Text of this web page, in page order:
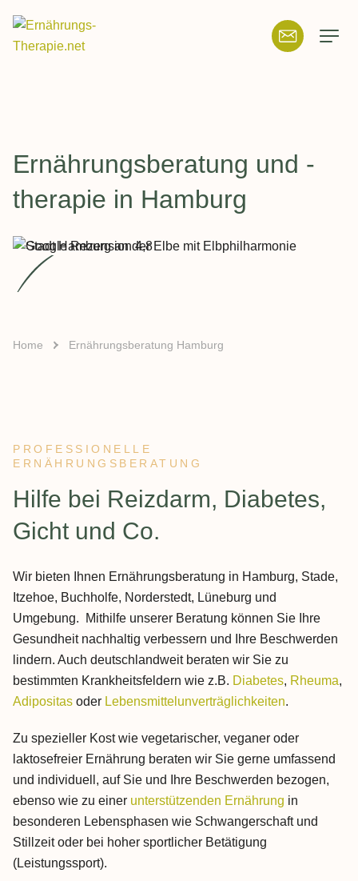
:
Ernährungsberatung und -
therapie in Hamburg
Breadcrumb-Navigation
Home Ernährungsberatung Hamburg
PROFESSIONELLE
ERNÄHRUNGSBERATUNG
:
Hilfe bei Reizdarm, Diabetes,
Gicht und Co.
Wir bieten Ihnen Ernährungsberatung in Hamburg, Stade,
Itzehoe, Buchholfe, Norderstedt, Lüneburg und
Umgebung. Mithilfe unserer Beratung können Sie Ihre
Gesundheit nachhaltig verbessern und Ihre Beschwerden
lindern. Auch deutschlandweit beraten wir Sie zu
bestimmten Krankheitsfeldern wie z.B. Diabetes, Rheuma,
Adipositas oder Lebensmittelunverträglichkeiten.
Zu spezieller Kost wie vegetarischer, veganer oder
laktosefreier Ernährung beraten wir Sie gerne umfassend
und individuell, auf Sie und Ihre Beschwerden bezogen,
ebenso wie zu einer unterstützenden Ernährung in
besonderen Lebensphasen wie Schwangerschaft und
Stillzeit oder bei hoher sportlicher Betätigung
(Leistungssport).